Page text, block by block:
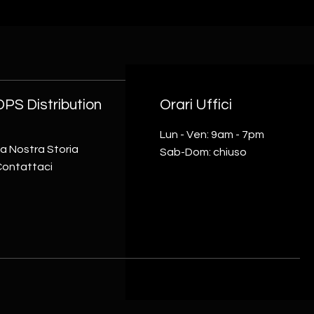
Distribution
Nostra Storia
Orari Uffici
Lun - Ven: 9am - 7pm
Sab-Dom: chiuso